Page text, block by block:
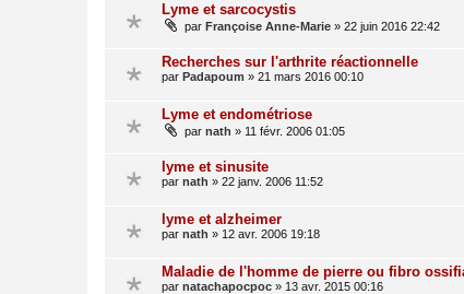
Lyme et sarcocystis
par Françoise Anne-Marie » 22 juin 2016 22:42
Recherches sur l'arthrite réactionnelle
par Padapoum » 21 mars 2016 00:10
Lyme et endométriose
par nath » 11 févr. 2006 01:05
lyme et sinusite
par nath » 22 janv. 2006 11:52
lyme et alzheimer
par nath » 12 avr. 2006 19:18
Maladie de l'homme de pierre ou fibro
par natachapocpoc » 13 avr. 2015 00:16